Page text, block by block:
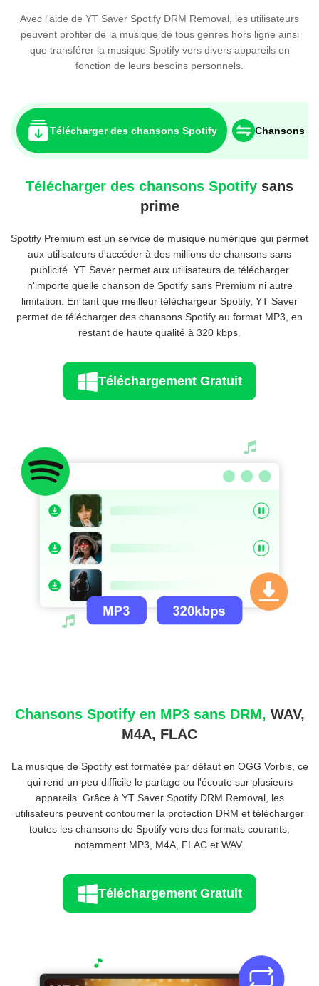
Avec l'aide de YT Saver Spotify DRM Removal, les utilisateurs
peuvent profiter de la musique de tous genres hors ligne ainsi
que transférer la musique Spotify vers divers appareils en
fonction de leurs besoins personnels.
Télécharger des chansons Spotify Chansons
Télécharger des chansons Spotify sans
prime
Spotify Premium est un service de musique numérique qui permet
aux utilisateurs d'accéder à des millions de chansons sans
publicité. YT Saver permet aux utilisateurs de télécharger
n'importe quelle chanson de Spotify sans Premium ni autre
limitation. En tant que meilleur téléchargeur Spotify, YT Saver
permet de télécharger des chansons Spotify au format MP3, en
restant de haute qualité à 320 kbps.
Téléchargement Gratuit
Chansons Spotify en MP3 sans DRM, WAV,
M4A, FLAC
La musique de Spotify est formatée par défaut en OGG Vorbis, ce
qui rend un peu difficile le partage ou l'écoute sur plusieurs
appareils. Grâce à YT Saver Spotify DRM Removal, les
utilisateurs peuvent contourner la protection DRM et télécharger
toutes les chansons de Spotify vers des formats courants,
notamment MP3, M4A, FLAC et WAV.
Téléchargement Gratuit